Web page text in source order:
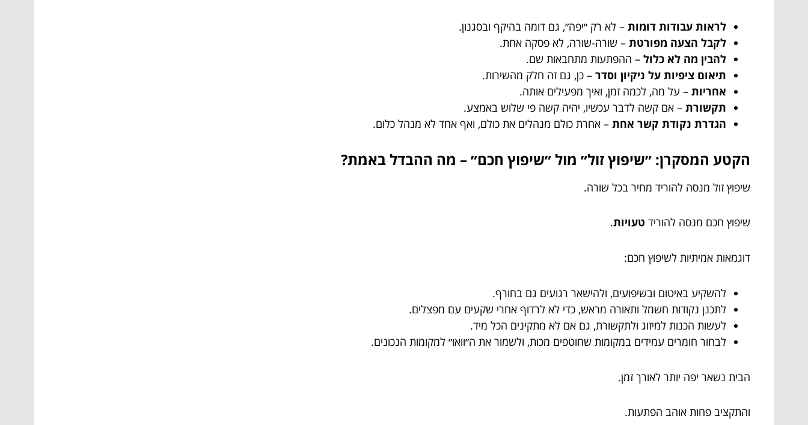
לראות עבודות דומות – לא רק ״יפה״, גם דומה בהיקף ובסגנון.
לקבל הצעה מפורטת – שורה-שורה, לא פסקה אחת.
להבין מה לא כלול – ההפתעות מתחבאות שם.
תיאום ציפיות על ניקיון וסדר – כן, גם זה חלק מהשירות.
אחריות – על מה, לכמה זמן, ואיך מפעילים אותה.
תקשורת – אם קשה לדבר עכשיו, יהיה קשה פי שלוש באמצע.
הגדרת נקודת קשר אחת – אחרת כולם מנהלים את כולם, ואף אחד לא מנהל כלום.
הקטע המסקרן: ״שיפוץ זול״ מול ״שיפוץ חכם״ – מה ההבדל באמת?
שיפוץ זול מנסה להוריד מחיר בכל שורה.
שיפוץ חכם מנסה להוריד טעויות.
דוגמאות אמיתיות לשיפוץ חכם:
להשקיע באיטום ובשיפועים, ולהישאר רגועים גם בחורף.
לתכנן נקודות חשמל ותאורה מראש, כדי לא לרדוף אחרי שקעים עם מפצלים.
לעשות הכנות למיזוג ולתקשורת, גם אם לא מתקינים הכל מיד.
לבחור חומרים עמידים במקומות שחוטפים מכות, ולשמור את ה״וואו״ למקומות הנכונים.
הבית נשאר יפה יותר לאורך זמן.
והתקציב פחות אוהב הפתעות.